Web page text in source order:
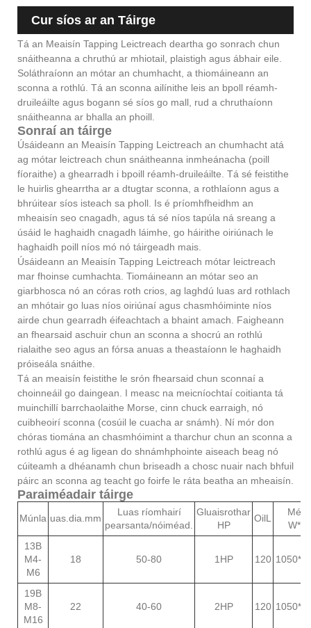
Cur síos ar an Táirge
Tá an Meaisín Tapping Leictreach deartha go sonrach chun
snáitheanna a chruthú ar mhiotail, plaistigh agus ábhair eile.
Soláthraíonn an mótar an chumhacht, a thiomáineann an
sconna a rothlú. Tá an sconna ailínithe leis an bpoll réamh-
druileáilte agus bogann sé síos go mall, rud a chruthaíonn
snáitheanna ar bhalla an phoill.
Sonraí an táirge
Úsáideann an Meaisín Tapping Leictreach an chumhacht atá
ag mótar leictreach chun snáitheanna inmheánacha (poill
fíoraithe) a ghearradh i bpoill réamh-druileáilte. Tá sé feistithe
le huirlis ghearrtha ar a dtugtar sconna, a rothlaíonn agus a
bhrúitear síos isteach sa pholl. Is é príomhfheidhm an
mheaisín seo cnagadh, agus tá sé níos tapúla ná sreang a
úsáid le haghaidh cnagadh láimhe, go háirithe oiriúnach le
haghaidh poill níos mó nó táirgeadh mais.
Úsáideann an Meaisín Tapping Leictreach mótar leictreach
mar fhoinse cumhachta. Tiomáineann an mótar seo an
giarbhosca nó an córas roth crios, ag laghdú luas ard rothlach
an mhótair go luas níos oiriúnaí agus chasmhóiminte níos
airde chun gearradh éifeachtach a bhaint amach. Faigheann
an fhearsaid aschuir chun an sconna a shocrú an rothlú
rialaithe seo agus an fórsa anuas a theastaíonn le haghaidh
próiseála snáithe.
Tá an meaisín feistithe le srón fhearsaid chun sconnaí a
choinneáil go daingean. I measc na meicníochtaí coitianta tá
muinchillí barrchaolaithe Morse, cinn chuck earraigh, nó
cuibheoirí sconna (cosúil le cuacha ar snámh). Ní mór don
chóras tiomána an chasmhóimint a tharchur chun an sconna a
rothlú agus é ag ligean do shnámhphointe aiseach beag nó
cúiteamh a dhéanamh chun briseadh a chosc nuair nach bhfuil
páirc an sconna ag teacht go foirfe le ráta beatha an mheaisín.
Paraiméadair táirge
Múnla uas.dia.mm
Luas ríomhairí
pearsanta/nóiméad.
Gluaisrothar
HP
OilL
13B
M4-
M6
18 50-80 1HP 120
19B
M8-
M16
22 40-60 2HP 120